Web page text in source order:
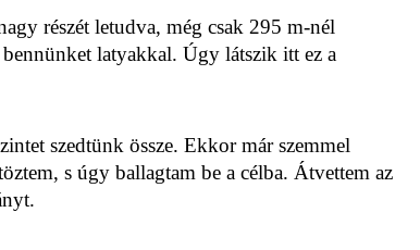
részét letudva, még csak 295 m-nél
latyakkal. Úgy látszik itt ez a
szedtünk össze. Ekkor már szemmel
s úgy ballagtam be a célba. Átvettem az